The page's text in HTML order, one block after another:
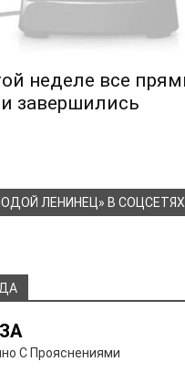
неделе все
завершились
ЛЕНИНЕЦ» В СОЦСЕТЯХ
С Прояснениями